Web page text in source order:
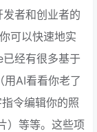
者和创业者的
可以快速地实
经有很多基于
AI看看你老了
令编辑你的照
）等等。这些项